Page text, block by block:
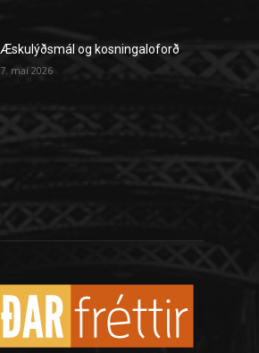
Æskulýðsmál og kosningaloforð
7. maí 2026